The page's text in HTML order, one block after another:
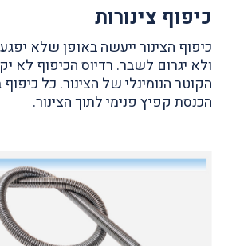
כיפוף צינורות
כיפוף הצינור ייעשה באופן שלא יפגע
הקוטר הנומינלי של הצינור. כל כיפוף
הכנסת קפיץ פנימי לתוך הצינור.